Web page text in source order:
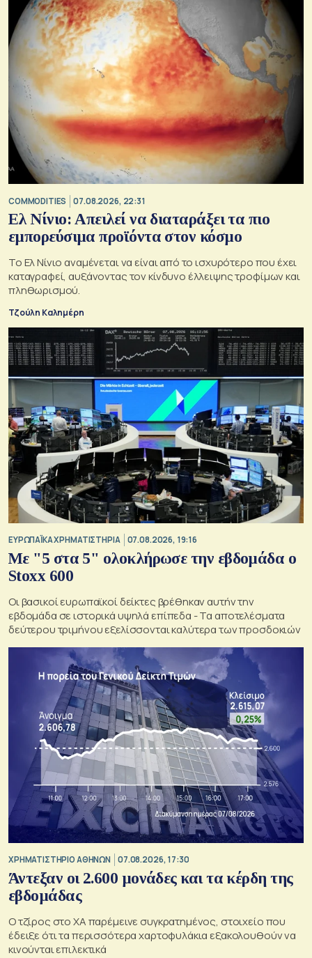
COMMODITIES 07.08.2026, 22:31
Ελ Νίνιο: Απειλεί να διαταράξει τα πιο
εμπορεύσιμα προϊόντα στον κόσμο
Το Ελ Νίνιο αναμένεται να είναι από το ισχυρότερο που έχει
καταγραφεί, αυξάνοντας τον κίνδυνο έλλειψης τροφίμων και
πληθωρισμού.
Τζούλη Καλημέρη
ΕΥΡΩΠΑΪΚΑ ΧΡΗΜΑΤΙΣΤΗΡΙΑ 07.08.2026, 19:16
Με "5 στα 5" ολοκλήρωσε την εβδομάδα ο
Stoxx 600
Οι βασικοί ευρωπαϊκοί δείκτες βρέθηκαν αυτήν την
εβδομάδα σε ιστορικά υψηλά επίπεδα - Τα αποτελέσματα
δεύτερου τριμήνου εξελίσσονται καλύτερα των προσδοκιών
XΡΗΜΑΤΙΣΤΗΡΙΟ ΑΘΗΝΩΝ 07.08.2026, 17:30
Άντεξαν οι 2.600 μονάδες και τα κέρδη της
εβδομάδας
Ο τζίρος στο ΧΑ παρέμεινε συγκρατημένος, στοιχείο που
έδειξε ότι τα περισσότερα χαρτοφυλάκια εξακολουθούν να
κινούνται επιλεκτικά